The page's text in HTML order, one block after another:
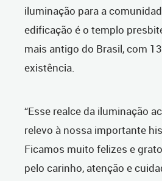
iluminação para a
edificação é o templo
mais antigo do Brasil, com
existência.
“Esse realce da iluminação
relevo à nossa importante
Ficamos muito felizes e
pelo carinho, atenção e